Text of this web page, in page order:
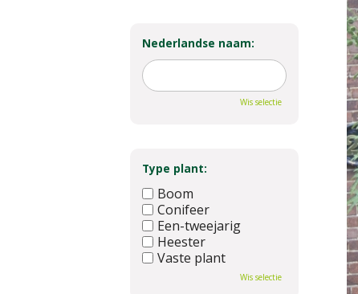
Nederlandse naam:
Wis selectie
Type plant:
Boom
Conifeer
Een-tweejarig
Heester
Vaste plant
Wis selectie